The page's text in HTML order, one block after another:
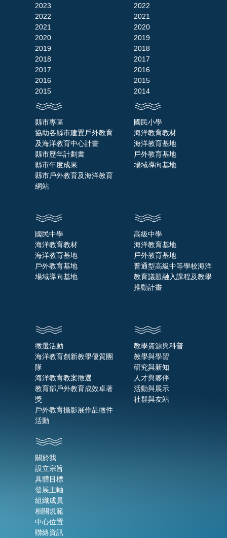
2023
2022
2021
2020
2019
2018
2017
2016
2015
2022
2021
2020
2019
2018
2017
2016
2015
2014
縣市專區
協助各縣市建置戶外教育
及海洋教育中心計畫
縣市歷年計劃書
縣市年度成果
縣市戶外教育及海洋教育
網站
國民小學
海洋教育教材
海洋教育基地
戶外教育基地
場域導向基地
國民中學
海洋教育教材
海洋教育基地
戶外教育基地
場域導向基地
高級中學
海洋教育基地
戶外教育基地
普通型高級中等學校海洋
教育議題融入課程及教學
推動計畫
徵選活動
海洋教育創新教學優質團
隊
海洋教育教案徵選
教育部戶外教育成效卓著
獎
戶外教育攝影展作品徵件
活動
教學資源與科普
教學與學習
研究與新知
人才與夥伴
活動與展示
社群與友站
關於我
設立宗旨
具體目標
發展主軸
組織成員
相關規範
中心位置
聯絡資訊